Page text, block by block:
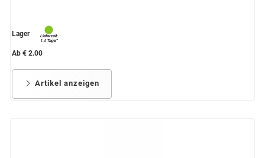
Lager
Ab € 2.00
Artikel anzeigen